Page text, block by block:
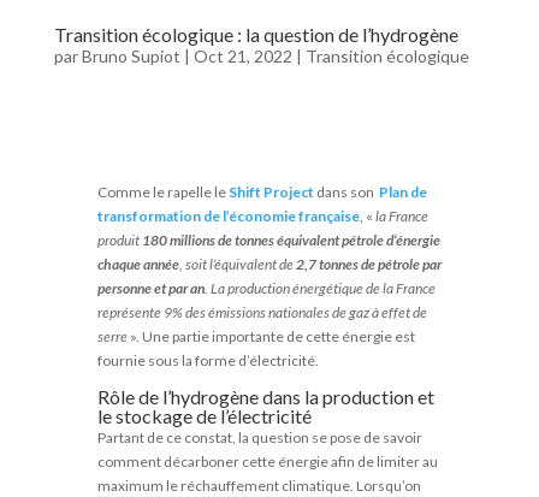
Transition écologique : la question de l’hydrogène
parBruno Supiot Oct 21, 2022 Transition écologique
Comme le rapelle leShift Project dans son Plan de
transformation de l’économie française, « la France
produit 180 millions de tonnes équivalent pétrole d’énergie
chaque année, soit l’équivalent de2,7 tonnes de pétrole par
personne et par an. La production énergétique de la France
représente 9% des émissions nationales de gaz à effet de
serre». Une partie importante de cette énergie est
fournie sous la forme d’électricité.
Rôle de l’hydrogène dans la production et
le stockage de l’électricité
Partant de ce constat, la question se pose de savoir
comment décarboner cette énergie afin de limiter au
maximum le réchauffement climatique. Lorsqu’on